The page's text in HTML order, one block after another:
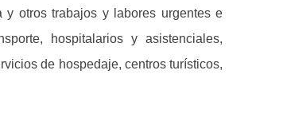
y otros trabajos y labores urgentes e
hospitalarios y asistenciales,
de hospedaje, centros turísticos,